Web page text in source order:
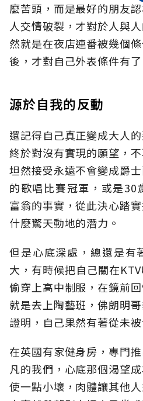
麼苦頭，而是最好的朋友
人交情破裂，才對於人與
然就是在夜店連番被幾個
後，才對自己外表條件有
源於自我的反動
還記得自己真正變成大人
終於對沒有實現的願望，
坦然接受永遠不會變成爵
的歌唱比賽冠軍，或是30
富翁的事實，從此決心踏
什麼驚天動地的潛力。
但是心底深處，總還是有
大，有時候把自己關在
偷穿上高中制服，在鏡前
就是去上陶藝班，佛朗明
證明，自己果然有著從未
在英國有家健身房，專門
凡的我們，心底那個渴望
使一點小壞，肉體讓其他